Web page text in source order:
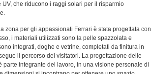
che riducono i raggi solari per il risparmio
zona per gli appassionati Ferrari è stata progettata con
i materiali utilizzati sono la pelle spazzolata e
integrati, doghe e vetrine, completati da finitura in
il percorso dei visitatori. La progettazione delle
integrante del lavoro, in una visione personale di